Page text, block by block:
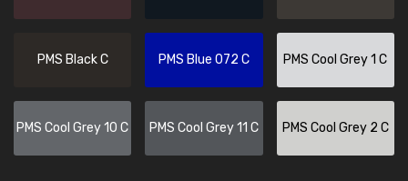
PMS Black C PMS Blue 072 C PMS Cool Grey 1 C
PMS Cool Grey 10 C PMS Cool Grey 11 C PMS Cool Grey 2 C